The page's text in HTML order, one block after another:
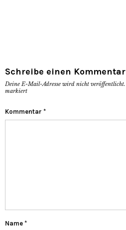
Schreibe einen Kommentar
Deine E-Mail-Adresse wird nicht veröffentlicht.
markiert
Kommentar *
Name *